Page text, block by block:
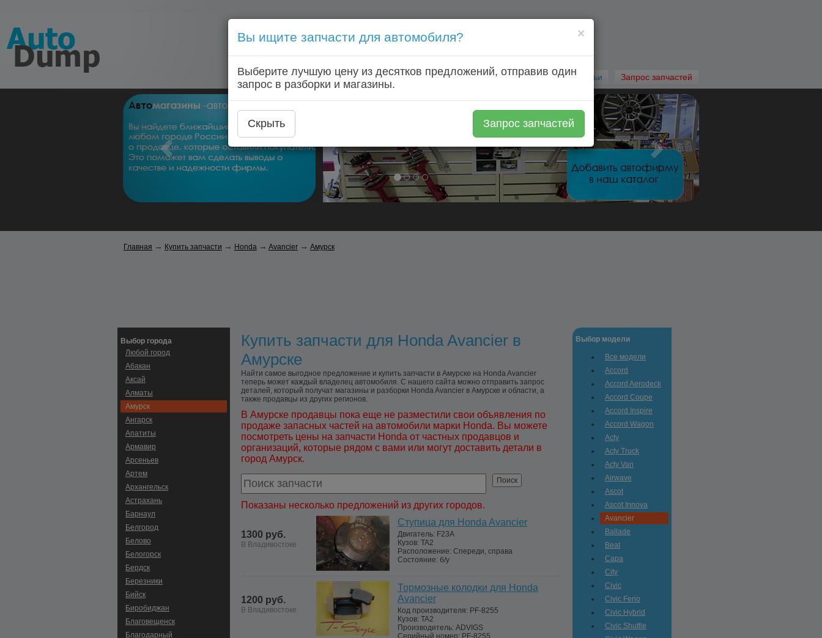
Голосовой запрос запчастей: +7 (920) 253 64 22
Главная Автозапчасти Автомагазины Авторазборки Автостатьи Запрос запчастей
Главная → Купить запчасти → Honda → Avancier → Амурск
Выбор города
Любой город
Абакан
Аксай
Алматы
Амурск
Ангарск
Апатиты
Армавир
Арсеньев
Артем
Архангельск
Астрахань
Барнаул
Белгород
Белово
Белогорск
Бердск
Березники
Бийск
Биробиджан
Благовещенск
Благодарный
Купить запчасти для Honda Avancier в
Амурске
Найти самое выгодное предложение и купить запчасти в Амурске на Honda Avancier
теперь может каждый владелец автомобиля. С нашего сайта можно отправить запрос
деталей, который получат магазины и разборки Honda Avancier в Амурске и области, а
также продавцы из других регионов.
В Амурске продавцы пока еще не разместили свои объявления по
продаже запасных частей на автомобили марки Honda. Вы можете
посмотреть цены на запчасти Honda от частных продавцов и
организаций, которые рядом с вами или могут доставить детали в
город Амурск.
Показаны несколько предложений из других городов.
1300 руб.
В Владивостоке
Ступица для Honda Avancier
Двигатель: F23A
Кузов: TA2
Расположение: Спереди, справа
Состояние: б/у
1200 руб.
В Владивостоке
Тормозные колодки для Honda
Avancier
Код производителя: PF-8255
Кузов: TA2
Производитель: ADVIGS
Серийный номер: PF-8255
Выбор модели
Все модели
Accord
Accord Aerodeck
Accord Coupe
Accord Inspire
Accord Wagon
Acty
Acty Truck
Acty Van
Airwave
Ascot
Ascot Innova
Avancier
Ballade
Beat
Capa
City
Civic
Civic Ferio
Civic Hybrid
Civic Shuttle
×
Вы ищите запчасти для автомобиля?
Выберите лучшую цену из десятков предложений, отправив один
запрос в разборки и магазины.
Скрыть Запрос запчастей